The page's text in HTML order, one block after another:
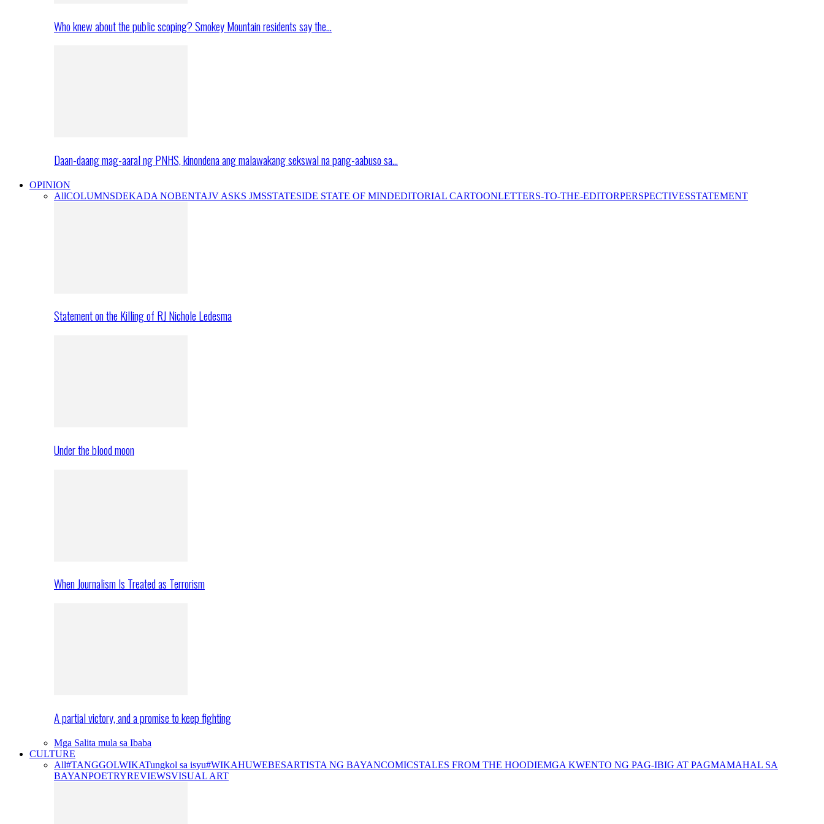
Who knew about the public scoping? Smokey Mountain residents say the…
Daan-daang mag-aaral ng PNHS, kinondena ang malawakang sekswal na pang-aabuso sa…
OPINION
AllCOLUMNSDEKADA NOBENTAJV ASKS JMSSTATESIDE STATE OF MINDEDITORIAL CARTOONLETTERS-TO-THE-EDITORPERSPECTIVESSTATEMENT
Statement on the Killing of RJ Nichole Ledesma
Under the blood moon
When Journalism Is Treated as Terrorism
A partial victory, and a promise to keep fighting
Mga Salita mula sa Ibaba
CULTURE
All#TANGGOLWIKATungkol sa isyu#WIKAHUWEBESARTISTA NG BAYANCOMICSTALES FROM THE HOODIEMGA KWENTO NG PAG-IBIG AT PAGMAMAHAL SA
BAYANPOETRYREVIEWSVISUAL ART